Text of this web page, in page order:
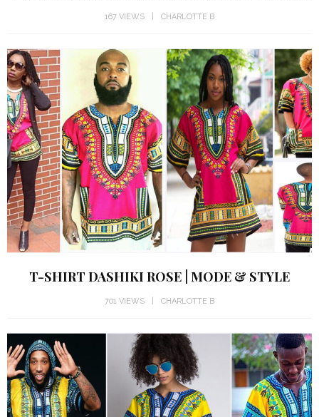
167 VIEWS CHARLOTTE B
T-SHIRT DASHIKI ROSE | MODE & STYLE
701 VIEWS CHARLOTTE B